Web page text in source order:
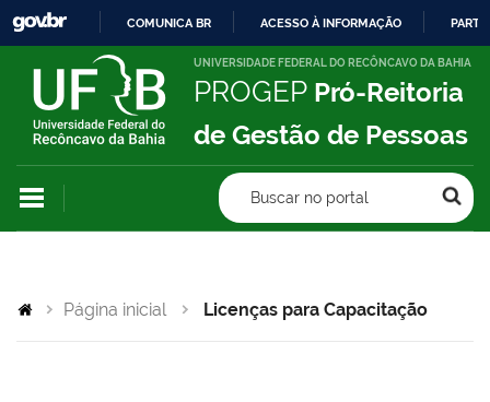
IR
PARA
CONTEÚDO
COMUNICA BR ACESSO À INFORMAÇÃO
UNIVERSIDADE FEDERAL DO RECÔNCAVO DA BAHIA
PROGEP Pró-Reitoria
de Gestão de Pessoas
Buscar no portal
Página inicial Licenças para Capacitação